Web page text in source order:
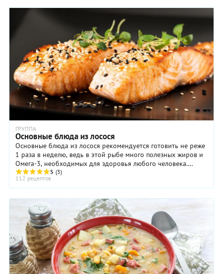
ГРУППА
Основные блюда из лосося
Основные блюда из лосося рекомендуется готовить не реже
1 раза в неделю, ведь в этой рыбе много полезных жиров и
Омега-3, необходимых для здоровья любого человека.
Выбрать подходящий рецепт основного ...
5 (3)
112 рецептов